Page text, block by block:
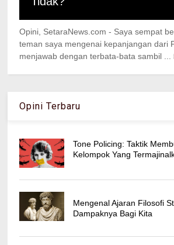
Opini, SetaraNews.com - Saya sempat
teman saya mengenai kepanjangan dari
menjawab dengan terbata-bata sambil ...
Opini Terbaru
Tone Policing: Taktik
Kelompok Yang
Mengenal Ajaran Filosofi
Dampaknya Bagi Kita